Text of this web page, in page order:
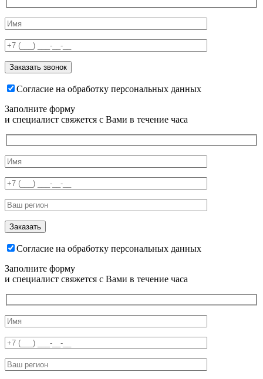
Согласие на обработку персональных данных
Заполните форму
и специалист свяжется с Вами в течение часа
Согласие на обработку персональных данных
Заполните форму
и специалист свяжется с Вами в течение часа